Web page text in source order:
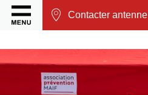
Contacter antenne